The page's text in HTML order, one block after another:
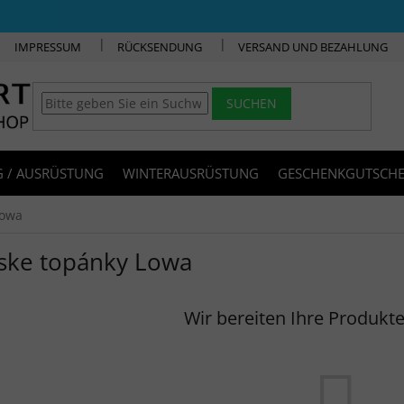
IMPRESSUM RÜCKSENDUNG VERSAND UND BEZAHLUNG
SUCHEN
/ AUSRÜSTUNG WINTERAUSRÜSTUNG
topánky Lowa
Wir bereiten Ihre